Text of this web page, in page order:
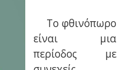
Το φθινόπωρο
είναι μια
περίοδος με